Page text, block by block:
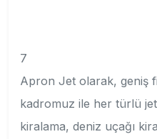
7
Apron Jet olarak, geniş
kadromuz ile her türlü
kiralama, deniz uçağı